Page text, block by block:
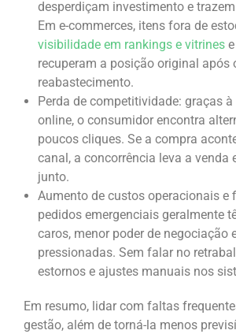
desperdiçam investimento e
Em e-commerces, itens fora de
visibilidade em rankings e vitrines
recuperam a posição original após
reabastecimento.
Perda de competitividade: graças
online, o consumidor encontra
poucos cliques. Se a compra
canal, a concorrência leva a venda
junto.
Aumento de custos operacionais e
pedidos emergenciais geralmente
caros, menor poder de negociação
pressionadas. Sem falar no
estornos e ajustes manuais nos
Em resumo, lidar com faltas
gestão, além de torná-la menos